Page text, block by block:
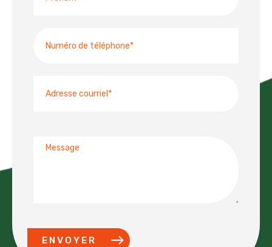
courriel
Message
ENVOYER